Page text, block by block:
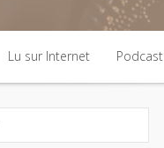
Lu sur Internet
Lu sur Internet
Podcast
Podcast